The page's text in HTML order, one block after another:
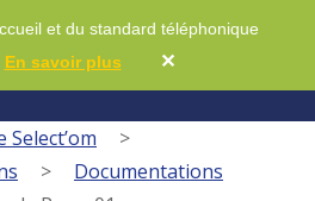
et du standard téléphonique
En savoir plus ✕
Select’om
>
>
Documentations